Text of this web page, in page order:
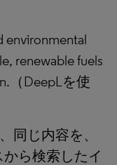
environmental
renewable fuels
（DeepLを使
同じ内容を、
から検索したイ